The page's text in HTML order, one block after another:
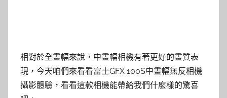
相對於全畫幅來說，中畫幅相機有著更好的畫質表
現，今天咱們來看看富士GFX 100S中畫幅無反相機
攝影體驗，看看這款相機能帶給我們什麼樣的驚喜